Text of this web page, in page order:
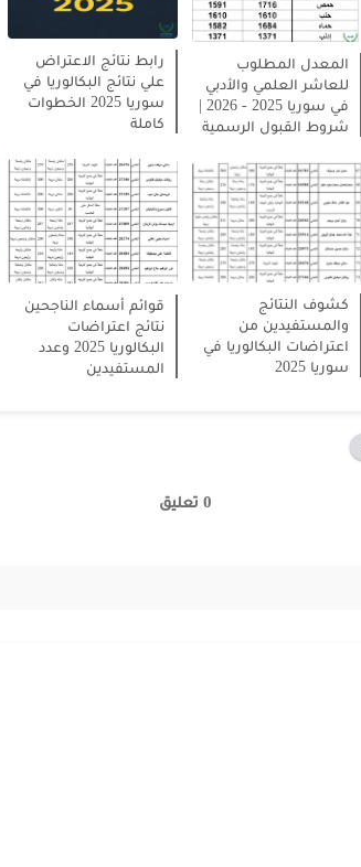
المعدل المطلوب
للعاشر العلمي والأدبي
شروط القبول الرسمية
رابط نتائج الاعتراض
علي نتائج البكالوريا في
سوريا 2025 الخطوات
كاملة
كشوف النتائج
والمستفيدين من
اعتراضات البكالوريا في
سوريا 2025
قوائم أسماء الناجحين
نتائج اعتراضات
البكالوريا 2025 وعدد
المستفيدين
0 تعليق